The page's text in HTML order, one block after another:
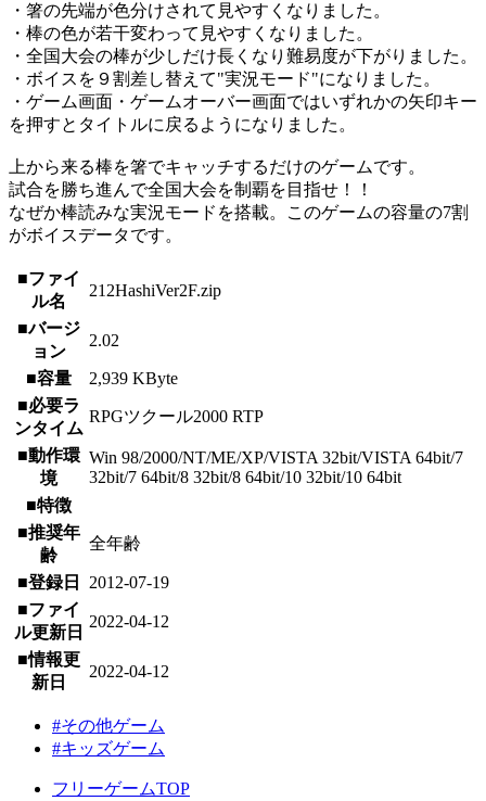
・箸の先端が色分けされて見やすくなりました。
・棒の色が若干変わって見やすくなりました。
・全国大会の棒が少しだけ長くなり難易度が下がりました。
・ボイスを９割差し替えて"実況モード"になりました。
・ゲーム画面・ゲームオーバー画面ではいずれかの矢印キー
を押すとタイトルに戻るようになりました。
上から来る棒を箸でキャッチするだけのゲームです。
試合を勝ち進んで全国大会を制覇を目指せ！！
なぜか棒読みな実況モードを搭載。このゲームの容量の7割
がボイスデータです。
■ファイ
ル名
212HashiVer2F.zip
■バージ
ョン
2.02
■容量
2,939 KByte
■必要ラ
ンタイム
RPGツクール2000 RTP
■動作環
境
Win 98/2000/NT/ME/XP/VISTA 32bit/VISTA 64bit/7
32bit/7 64bit/8 32bit/8 64bit/10 32bit/10 64bit
■特徴
■推奨年
齢
全年齢
■登録日
2012-07-19
■ファイ
ル更新日
2022-04-12
■情報更
新日
2022-04-12
#その他ゲーム
#キッズゲーム
フリーゲームTOP